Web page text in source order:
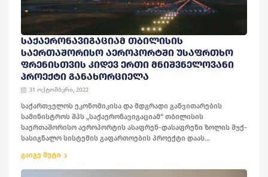
ᲡᲐᲥᲐᲔᲠᲝᲜᲐᲕᲘᲒᲐᲪᲘᲐᲛ ᲗᲑᲘᲚᲘᲡᲘᲡ
ᲡᲐᲔᲠᲗᲐᲨᲝᲠᲘᲡᲝ ᲐᲔᲠᲝᲞᲝᲠᲢᲨᲘ ᲣᲡᲐᲤᲠᲗᲮᲝ
ᲤᲠᲔᲜᲘᲡᲗᲕᲘᲡ ᲙᲘᲓᲔᲕ ᲔᲠᲗᲘ ᲛᲜᲘᲨᲕᲜᲔᲚᲝᲕᲐᲜᲘ
ᲞᲠᲝᲔᲥᲢᲘ ᲒᲐᲜᲐᲮᲝᲠᲪᲘᲔᲚᲐ
31 ოქტომბერი, 2022
საქართველოს ეკონომიკისა და მდგრადი განვითარების
სამინისტროს შპს „საქაერონავიგაციამ“ თბილისის
საერთაშორისო აეროპორტის ასაფრენ-დასაფრენი ზოლის შუქ-
სასიგნალო სისტემის გაფართოების პროექტი დაას...
გაიგე მეტი